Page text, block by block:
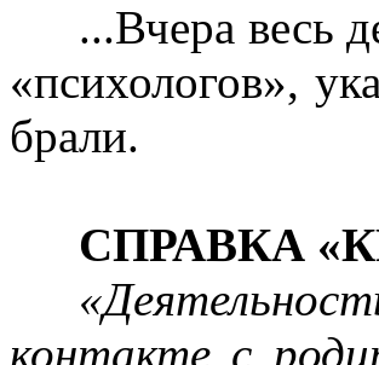
...Вчера весь
«психологов»,
брали.
СПРАВКА
контакте с